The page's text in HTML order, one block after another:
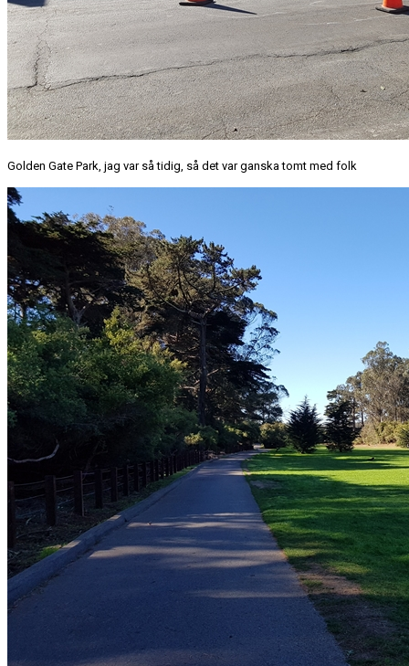
Golden Gate Park, jag var så tidig, så det var ganska tomt med folk